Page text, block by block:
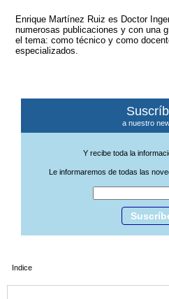
Enrique Martínez Ruiz es Doctor
numerosas publicaciones y con una
el tema: como técnico y como
especializados.
a nuestro
Y recibe toda la
Le informaremos de todas las
Indice